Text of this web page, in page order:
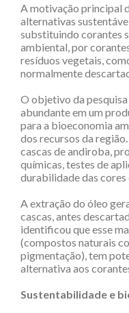
A motivação principal
alternativas
substituindo corantes
ambiental, por
resíduos vegetais,
normalmente
O objetivo da
abundante em um
para a bioeconomia
dos recursos da
cascas de andiroba,
químicas, testes de
durabilidade das
A extração do óleo
cascas, antes
identificou que esse
(compostos naturais
pigmentação), tem
alternativa aos
Sustentabilidade e